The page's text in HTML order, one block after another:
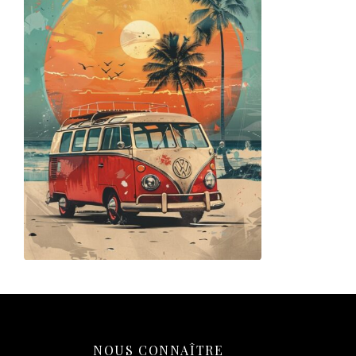
Affiche Combi Vintage Plage
14,90€
Ajouter au panier
NOUS CONNAÎTRE